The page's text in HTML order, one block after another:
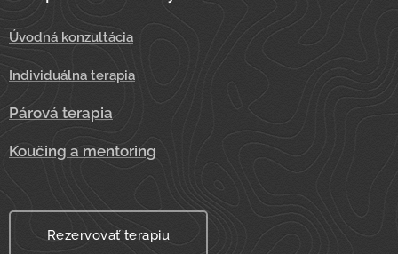
Úvodná konzultácia
Individuálna terapia
Párová terapia
Koučing a mentoring
Rezervovať terapiu